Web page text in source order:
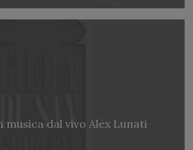
musica dal vivo Alex Lunati